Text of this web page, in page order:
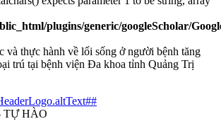
plugins/generic/googleScholar/
và thực hành về lối sống ở người bệnh tăng
trú tại bệnh viện Đa khoa tỉnh Quảng Trị
TỰ HÀO